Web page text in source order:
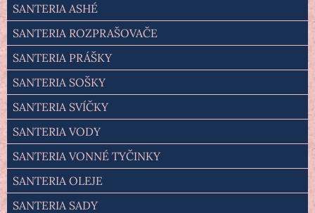
SANTERIA ASHÉ
SANTERIA ROZPRAŠOVAČE
SANTERIA PRÁŠKY
SANTERIA SOŠKY
SANTERIA SVÍČKY
SANTERIA VODY
SANTERIA VONNÉ TYČINKY
SANTERIA OLEJE
SANTERIA SADY